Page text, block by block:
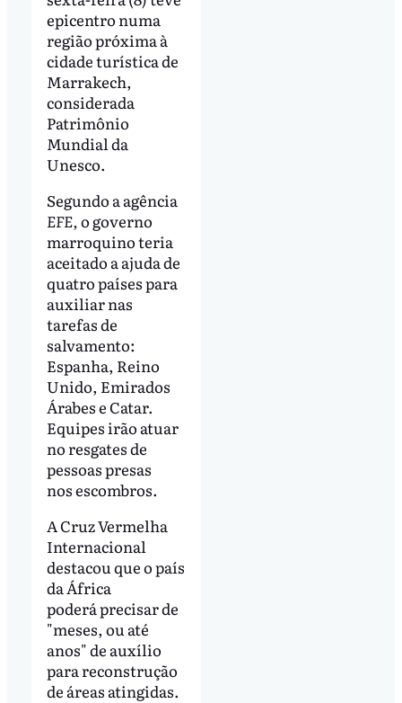
epicentro numa
região próxima à
cidade turística de
Marrakech,
considerada
Patrimônio
Mundial da
Unesco.
Segundo a agência
EFE, o governo
marroquino teria
aceitado a ajuda de
quatro países para
auxiliar nas
tarefas de
salvamento:
Espanha, Reino
Unido, Emirados
Árabes e Catar.
Equipes irão atuar
no resgates de
pessoas presas
nos escombros.
A Cruz Vermelha
Internacional
destacou que o país
da África
poderá precisar de
"meses, ou até
anos" de auxílio
para reconstrução
de áreas atingidas.